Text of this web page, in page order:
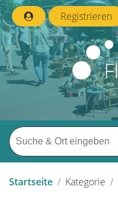
Registrieren
Startseite Kategorie